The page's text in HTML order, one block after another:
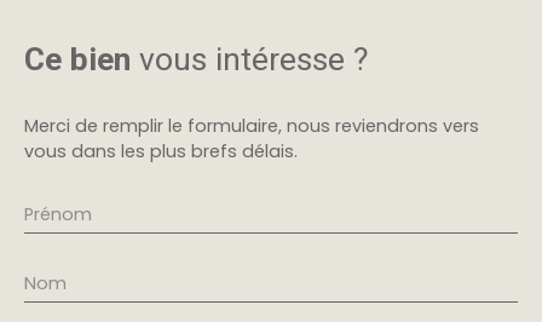
Ce bien vous intéresse ?
Merci de remplir le formulaire, nous reviendrons vers
vous dans les plus brefs délais.
Prénom
Nom